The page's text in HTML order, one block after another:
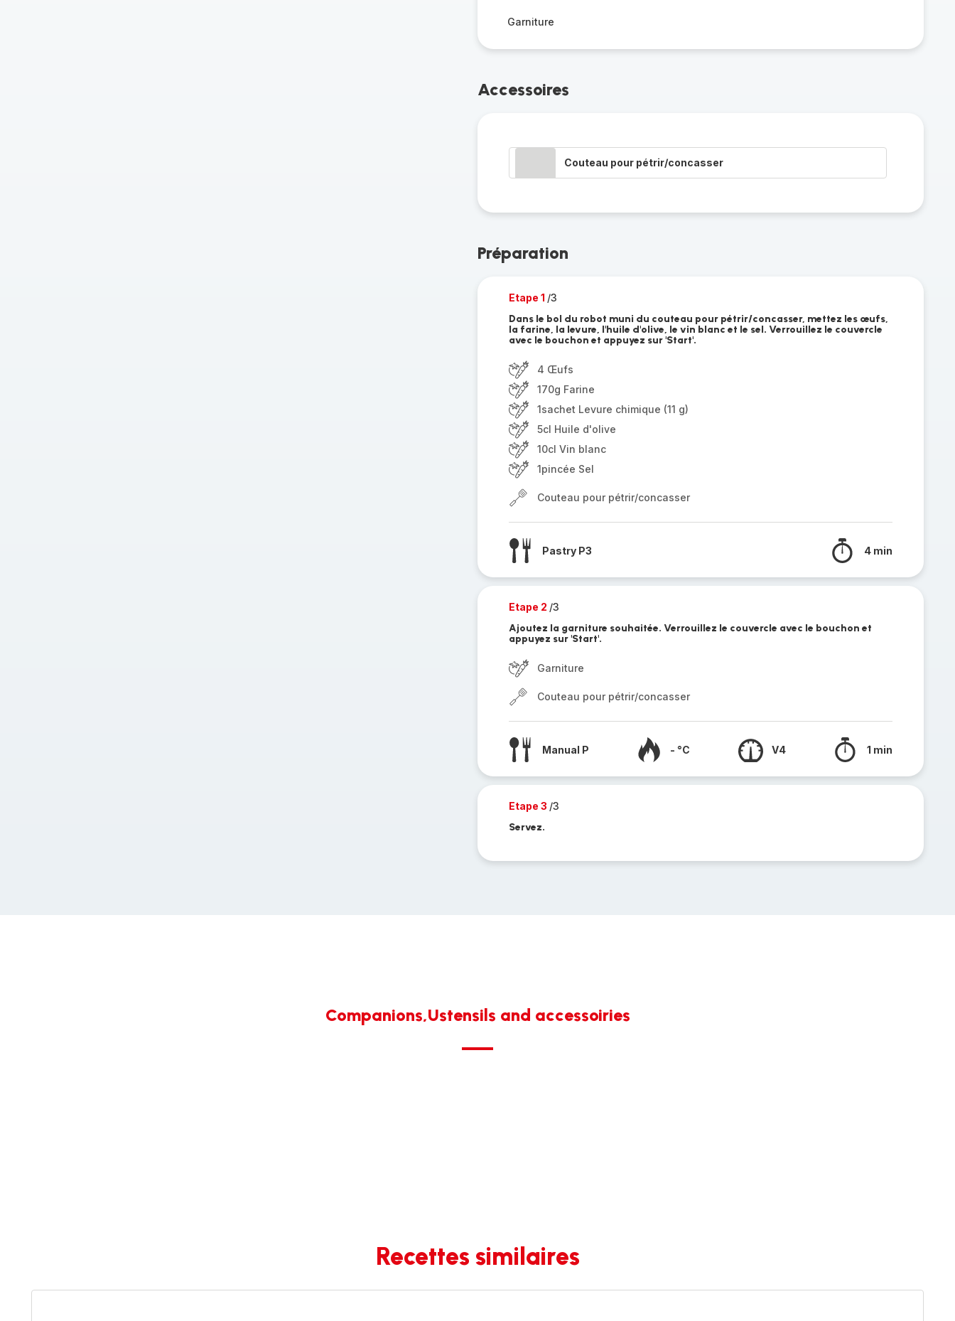
Garniture
Accessoires
Couteau pour pétrir/concasser
Préparation
Etape 1 /3
Dans le bol du robot muni du couteau pour pétrir/concasser, mettez les œufs,
la farine, la levure, l'huile d'olive, le vin blanc et le sel. Verrouillez le couvercle
avec le bouchon et appuyez sur 'Start'.
4 Œufs
170g Farine
1sachet Levure chimique (11 g)
5cl Huile d'olive
10cl Vin blanc
1pincée Sel
Couteau pour pétrir/concasser
Pastry P3 4 min
Etape 2 /3
Ajoutez la garniture souhaitée. Verrouillez le couvercle avec le bouchon et
appuyez sur 'Start'.
Garniture
Couteau pour pétrir/concasser
Manual P - °C V4 1 min
Etape 3 /3
Servez.
Companions,Ustensils and accessoiries
Recettes similaires